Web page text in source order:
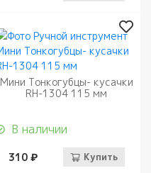
Мини Тонкогубцы- кусачки
RH-1304 115 мм
В наличии
310 ₽ Купить